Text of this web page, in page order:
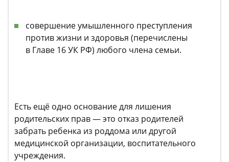
совершение умышленного преступления
против жизни и здоровья (перечислены
в Главе 16 УК РФ) любого члена семьи.
Есть ещё одно основание для лишения
родительских прав — это отказ родителей
забрать ребенка из роддома или другой
медицинской организации, воспитательного
учреждения.